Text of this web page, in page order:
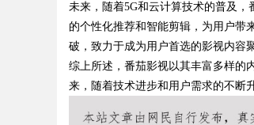
未来，随着5G和云计算技术的普及
的个性化推荐和智能剪辑，为用户带
破，致力于成为用户首选的影视内容
综上所述，番茄影视以其丰富多样的
来，随着技术进步和用户需求的不断